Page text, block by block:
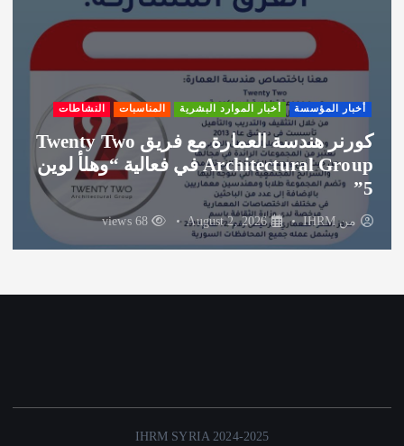
أخبار المؤسسة أخبار الموارد البشرية المناسبات النشاطات
كورنر هندسة العمارة مع فريق Twenty Two
Architectural Group في فعالية “وهلأ لوين
5”
من IHRM
August 2, 2026
68 views
IHRM SYRIA 2024-2025